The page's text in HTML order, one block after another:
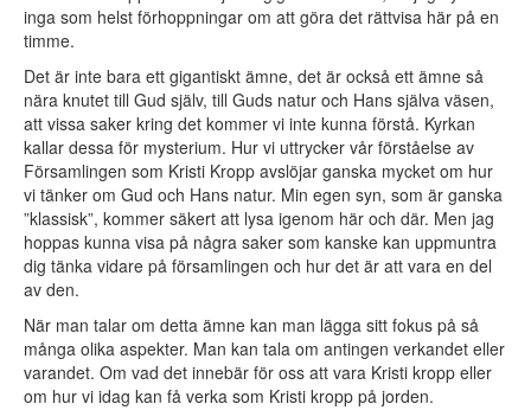
inga som helst förhoppningar om att göra det rättvisa här på en
timme.
Det är inte bara ett gigantiskt ämne, det är också ett ämne så
nära knutet till Gud själv, till Guds natur och Hans själva väsen,
att vissa saker kring det kommer vi inte kunna förstå. Kyrkan
kallar dessa för mysterium. Hur vi uttrycker vår förståelse av
Församlingen som Kristi Kropp avslöjar ganska mycket om hur
vi tänker om Gud och Hans natur. Min egen syn, som är ganska
”klassisk”, kommer säkert att lysa igenom här och där. Men jag
hoppas kunna visa på några saker som kanske kan uppmuntra
dig tänka vidare på församlingen och hur det är att vara en del
av den.
När man talar om detta ämne kan man lägga sitt fokus på så
många olika aspekter. Man kan tala om antingen verkandet eller
varandet. Om vad det innebär för oss att vara Kristi kropp eller
om hur vi idag kan få verka som Kristi kropp på jorden.